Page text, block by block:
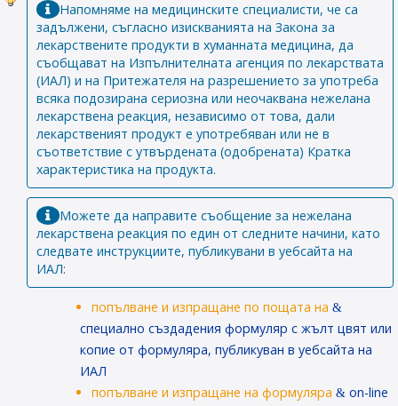
Напомняме на медицинските специалисти, че са
задължени, съгласно изискванията на Закона за
лекарствените продукти в хуманната медицина, да
съобщават на Изпълнителната агенция по лекарствата
(ИАЛ) и на Притежателя на разрешението за употреба
всяка подозирана сериозна или неочаквана нежелана
лекарствена реакция, независимо от това, дали
лекарственият продукт е употребяван или не в
съответствие с утвърдената (одобрената) Кратка
характеристика на продукта.
Можете да направите съобщение за нежелана
лекарствена реакция по един от следните начини, като
следвате инструкциите, публикувани в уебсайта на
ИАЛ:
попълване и изпращане по пощата на
специално създадения формуляр с жълт цвят или
копие от формуляра, публикуван в уебсайта на
ИАЛ
попълване и изпращане на формуляра
on-line